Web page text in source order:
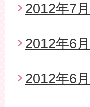
2012年7
2012年6
2012年6